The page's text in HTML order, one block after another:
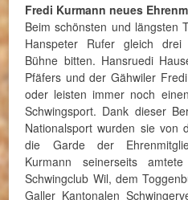
Fredi Kurmann neues
Beim schönsten und längsten
Hanspeter Rufer gleich drei
Bühne bitten. Hansruedi
Pfäfers und der Gähwiler
oder leisten immer noch
Schwingsport. Dank dieser
Nationalsport wurden sie von
die Garde der
Kurmann seinerseits
Schwingclub Wil, dem
Galler Kantonalen